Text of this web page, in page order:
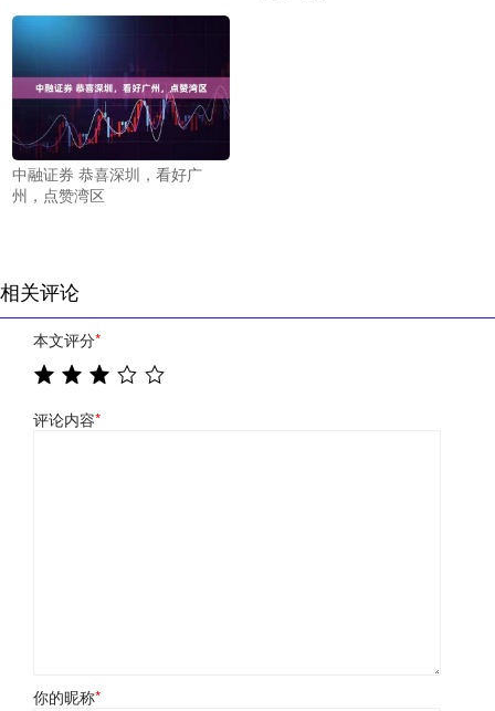
中融证券 恭喜深圳，看好广
州，点赞湾区
相关评论
本文评分*
评论内容*
你的昵称*